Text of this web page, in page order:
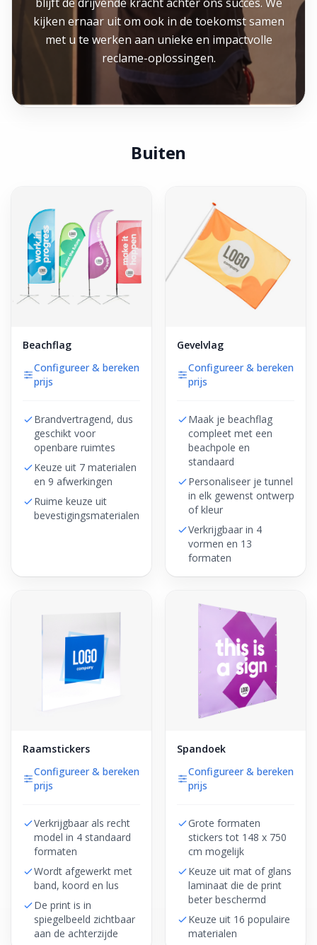
kijken ernaar uit om ook in de toekomst samen
met u te werken aan unieke en impactvolle
reclame-oplossingen.
Buiten
Beachflag
Configureer & bereken
prijs
Brandvertragend, dus
geschikt voor
openbare ruimtes
Keuze uit 7 materialen
en 9 afwerkingen
Ruime keuze uit
bevestigingsmaterialen
Gevelvlag
Configureer & bereken
prijs
Maak je beachflag
compleet met een
beachpole en
standaard
Personaliseer je tunnel
in elk gewenst ontwerp
of kleur
Verkrijgbaar in 4
vormen en 13
formaten
Raamstickers
Configureer & bereken
prijs
Verkrijgbaar als recht
model in 4 standaard
formaten
Wordt afgewerkt met
band, koord en lus
De print is in
spiegelbeeld zichtbaar
aan de achterzijde
Spandoek
Configureer & bereken
prijs
Grote formaten
stickers tot 148 x 750
cm mogelijk
Keuze uit mat of glans
laminaat die de print
beter beschermd
Keuze uit 16 populaire
materialen